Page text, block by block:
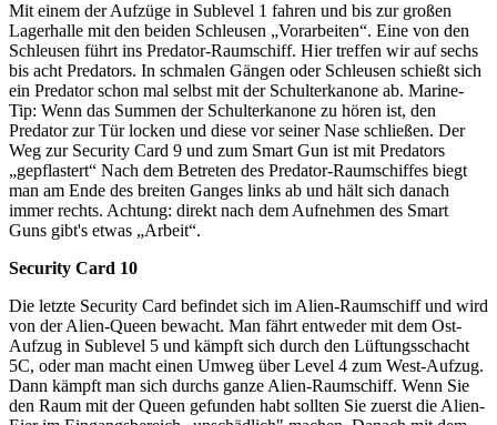
Mit einem der Aufzüge in Sublevel 1 fahren und bis zur großen
Lagerhalle mit den beiden Schleusen „Vorarbeiten“. Eine von den
Schleusen führt ins Predator-Raumschiff. Hier treffen wir auf sechs
bis acht Predators. In schmalen Gängen oder Schleusen schießt sich
ein Predator schon mal selbst mit der Schulterkanone ab. Marine-
Tip: Wenn das Summen der Schulterkanone zu hören ist, den
Predator zur Tür locken und diese vor seiner Nase schließen. Der
Weg zur Security Card 9 und zum Smart Gun ist mit Predators
„gepflastert“ Nach dem Betreten des Predator-Raumschiffes biegt
man am Ende des breiten Ganges links ab und hält sich danach
immer rechts. Achtung: direkt nach dem Aufnehmen des Smart
Guns gibt's etwas „Arbeit“.
Security Card 10
Die letzte Security Card befindet sich im Alien-Raumschiff und wird
von der Alien-Queen bewacht. Man fährt entweder mit dem Ost-
Aufzug in Sublevel 5 und kämpft sich durch den Lüftungsschacht
5C, oder man macht einen Umweg über Level 4 zum West-Aufzug.
Dann kämpft man sich durchs ganze Alien-Raumschiff. Wenn Sie
den Raum mit der Queen gefunden habt sollten Sie zuerst die Alien-